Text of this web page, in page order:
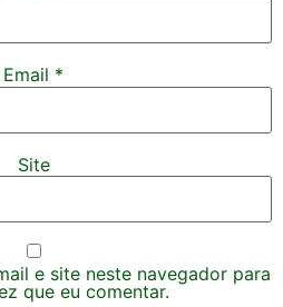
Email *
Site
e site neste navegador para
que eu comentar.